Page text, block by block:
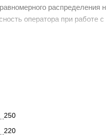
распределения
оператора при работе с
круга, исключает прямой
250
220